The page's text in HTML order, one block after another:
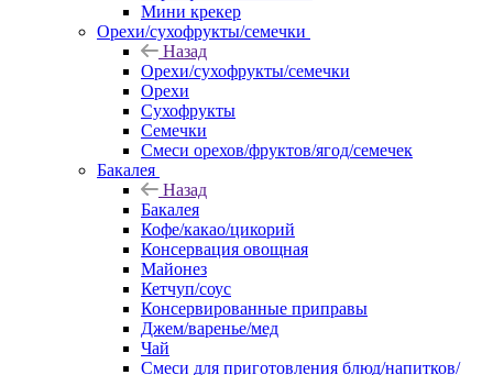
Мини крекер
Орехи/сухофрукты/семечки
Назад
Орехи/сухофрукты/семечки
Орехи
Сухофрукты
Семечки
Смеси орехов/фруктов/ягод/семечек
Бакалея
Назад
Бакалея
Кофе/какао/цикорий
Консервация овощная
Майонез
Кетчуп/соус
Консервированные приправы
Джем/варенье/мед
Чай
Смеси для приготовления блюд/напитков/